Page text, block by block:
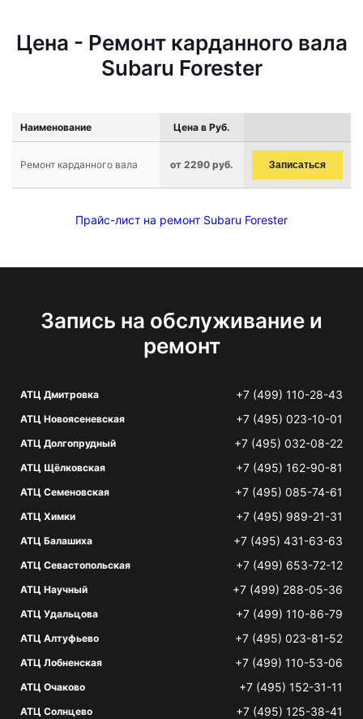
Цена - Ремонт карданного вала
Subaru Forester
Наименование Цена в Руб.
Ремонт карданного вала от 2290 руб. Записаться
Прайс-лист на ремонт Subaru Forester
Запись на обслуживание и
ремонт
АТЦ Дмитровка +7 (499) 110-28-43
АТЦ Новоясеневская +7 (495) 023-10-01
АТЦ Долгопрудный +7 (495) 032-08-22
АТЦ Щёлковская +7 (495) 162-90-81
АТЦ Семеновская +7 (495) 085-74-61
АТЦ Химки +7 (495) 989-21-31
АТЦ Балашиха +7 (495) 431-63-63
АТЦ Севастопольская +7 (499) 653-72-12
АТЦ Научный +7 (499) 288-05-36
АТЦ Удальцова +7 (499) 110-86-79
АТЦ Алтуфьево +7 (495) 023-81-52
АТЦ Лобненская +7 (499) 110-53-06
АТЦ Очаково +7 (495) 152-31-11
АТЦ Солнцево +7 (495) 125-38-41